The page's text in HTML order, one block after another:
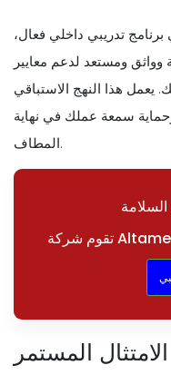
تدريبي داخلي فعال،
ومستعد لدعم معايير
يعمل هذا النهج الاستباقي
سمعة عملك في نهاية
المطاف.
المستمر